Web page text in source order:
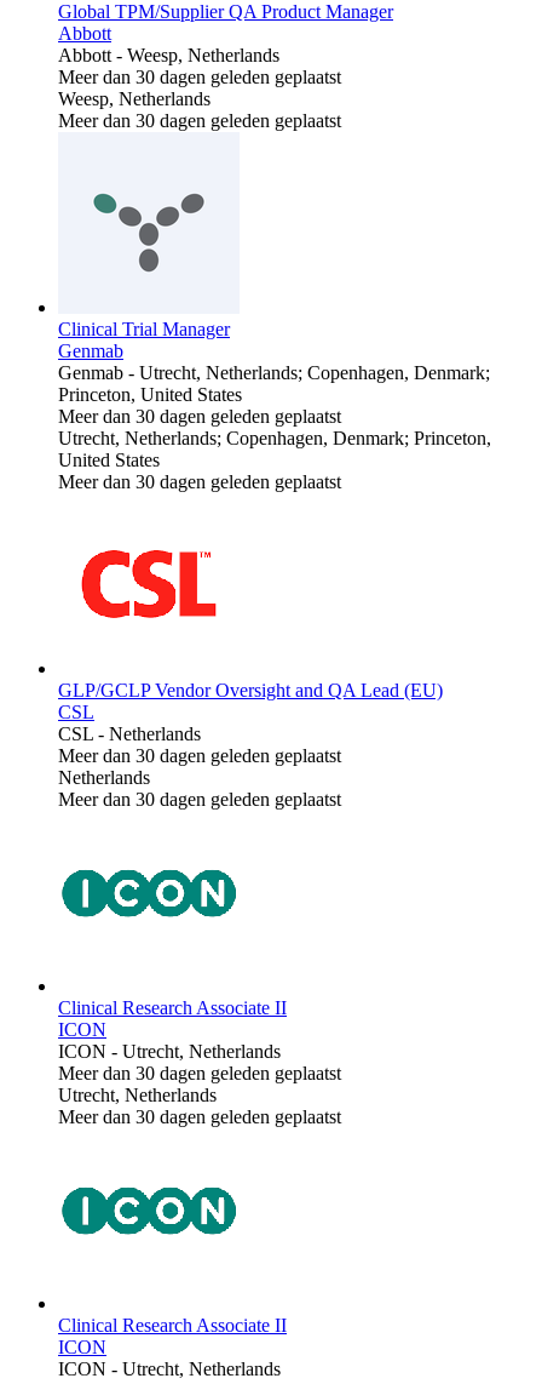
Global TPM/Supplier QA Product Manager
Abbott
Abbott- Weesp, Netherlands
Meer dan 30 dagen geleden geplaatst
Weesp, Netherlands
Meer dan 30 dagen geleden geplaatst
Clinical Trial Manager
Genmab
Genmab - Utrecht, Netherlands; Copenhagen, Denmark;
Princeton, United States
Meer dan 30 dagen geleden geplaatst
Utrecht, Netherlands; Copenhagen, Denmark; Princeton,
United States
Meer dan 30 dagen geleden geplaatst
GLP/GCLP Vendor Oversight and QA Lead (EU)
CSL
CSL - Netherlands
Meer dan 30 dagen geleden geplaatst
Netherlands
Meer dan 30 dagen geleden geplaatst
Clinical Research Associate II
ICON
ICON - Utrecht, Netherlands
Meer dan 30 dagen geleden geplaatst
Utrecht, Netherlands
Meer dan 30 dagen geleden geplaatst
Clinical Research Associate II
ICON
ICON - Utrecht, Netherlands